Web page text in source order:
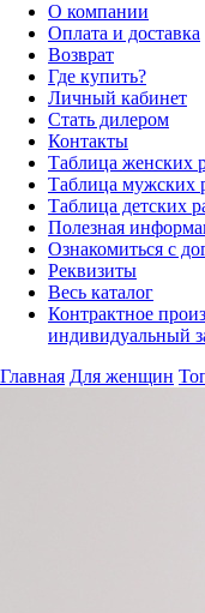
О компании
Оплата и доставка
Возврат
Где купить?
Личный кабинет
Стать дилером
Контакты
Таблица женских
Таблица мужских
Таблица детских
Полезная
Ознакомиться с
Реквизиты
Весь каталог
Контрактное
индивидуальный
Главная Для женщин